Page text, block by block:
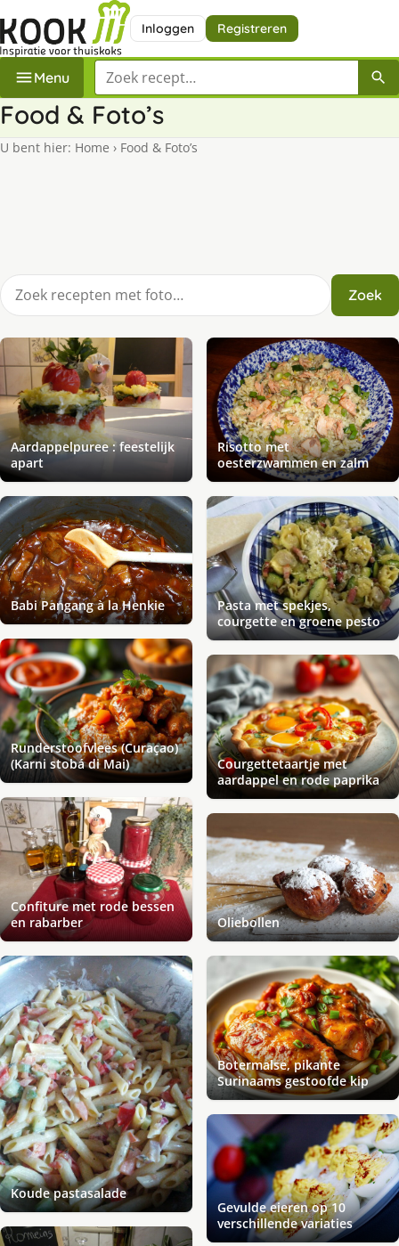
Inloggen Registreren
Menu Zoek een recept
Food & Foto’s
U bent hier: Home › Food & Foto’s
Zoek
Aardappelpuree : feestelijk
apart
Risotto met
oesterzwammen en zalm
Babi Pangang à la Henkie
Pasta met spekjes,
courgette en groene pesto
Runderstoofvlees (Curaçao)
(Karni stobá di Mai)
Courgettetaartje met
aardappel en rode paprika
Confiture met rode bessen
en rabarber
Oliebollen
Koude pastasalade
Botermalse, pikante
Surinaams gestoofde kip
Gevulde eieren op 10
verschillende variaties